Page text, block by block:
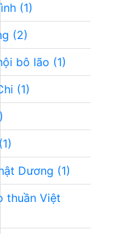
(1)
(2)
bô lão (1)
(1)
Dương (1)
thuần Việt